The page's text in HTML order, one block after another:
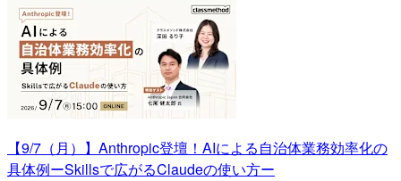
【9/7（月）】Anthropic登壇！AIによる自治体業務効率化の
具体例ーSkillsで広がるClaudeの使い方ー